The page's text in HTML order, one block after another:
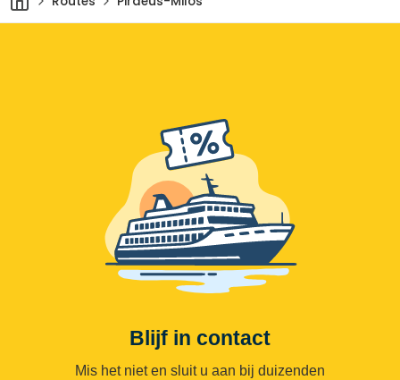
Blijf in contact
Mis het niet en sluit u aan bij duizenden